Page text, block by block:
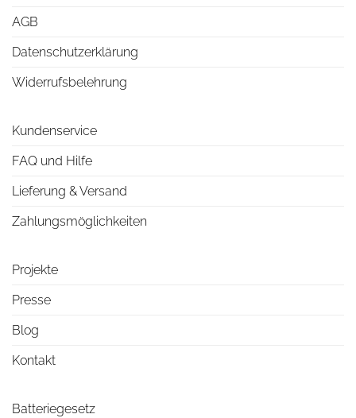
AGB
Datenschutzerklärung
Widerrufsbelehrung
Kundenservice
FAQ und Hilfe
Lieferung & Versand
Zahlungsmöglichkeiten
Projekte
Presse
Blog
Kontakt
Batteriegesetz